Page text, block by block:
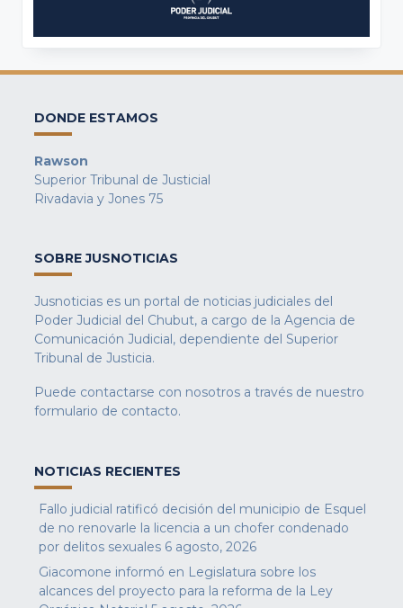
DONDE ESTAMOS
Rawson
Superior Tribunal de Justicial
Rivadavia y Jones 75
SOBRE JUSNOTICIAS
Jusnoticias es un portal de noticias judiciales del
Poder Judicial del Chubut, a cargo de la Agencia de
Comunicación Judicial, dependiente del Superior
Tribunal de Justicia.
Puede contactarse con nosotros a través de nuestro
formulario de contacto.
NOTICIAS RECIENTES
Fallo judicial ratificó decisión del municipio de Esquel
de no renovarle la licencia a un chofer condenado
por delitos sexuales 6 agosto, 2026
Giacomone informó en Legislatura sobre los
alcances del proyecto para la reforma de la Ley